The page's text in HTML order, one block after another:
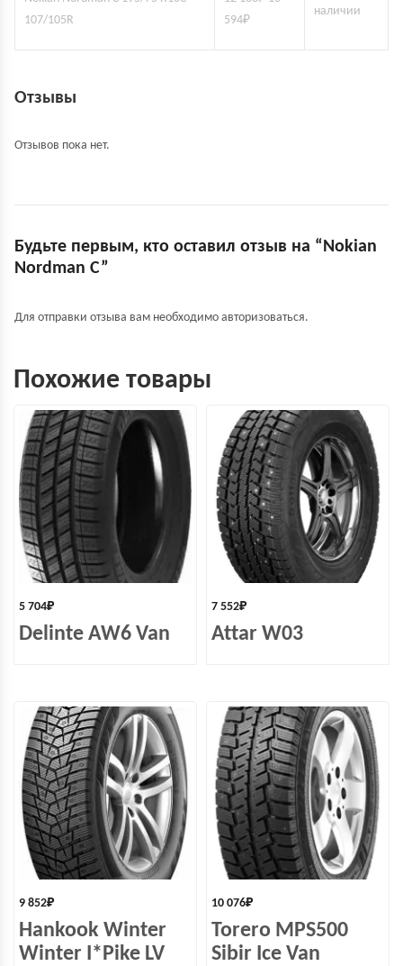
107/105R
594₽
наличии
Отзывы
Отзывов пока нет.
Будьте первым, кто оставил отзыв на “Nokian
Nordman C”
Для отправки отзыва вам необходимо авторизоваться.
Похожие товары
5 704₽
Delinte AW6 Van
7 552₽
Attar W03
9 852₽
Hankook Winter
Winter I*Pike LV
10 076₽
Torero MPS500
Sibir Ice Van